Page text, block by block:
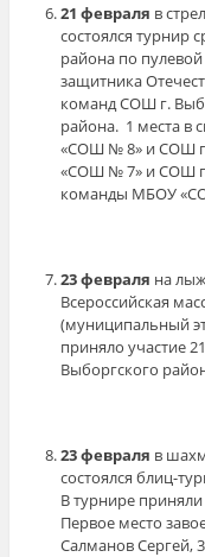
21 февраля в
состоялся турнир
района по
защитника
команд СОШ г.
района. 1 места в
«СОШ № 8» и СОШ г.
«СОШ № 7» и СОШ
команды МБОУ
23 февраля на
Всероссийская
(муниципальный
приняло участие
Выборгского
23 февраля в
состоялся блиц-
В турнире
Первое место
Салманов Сергей,